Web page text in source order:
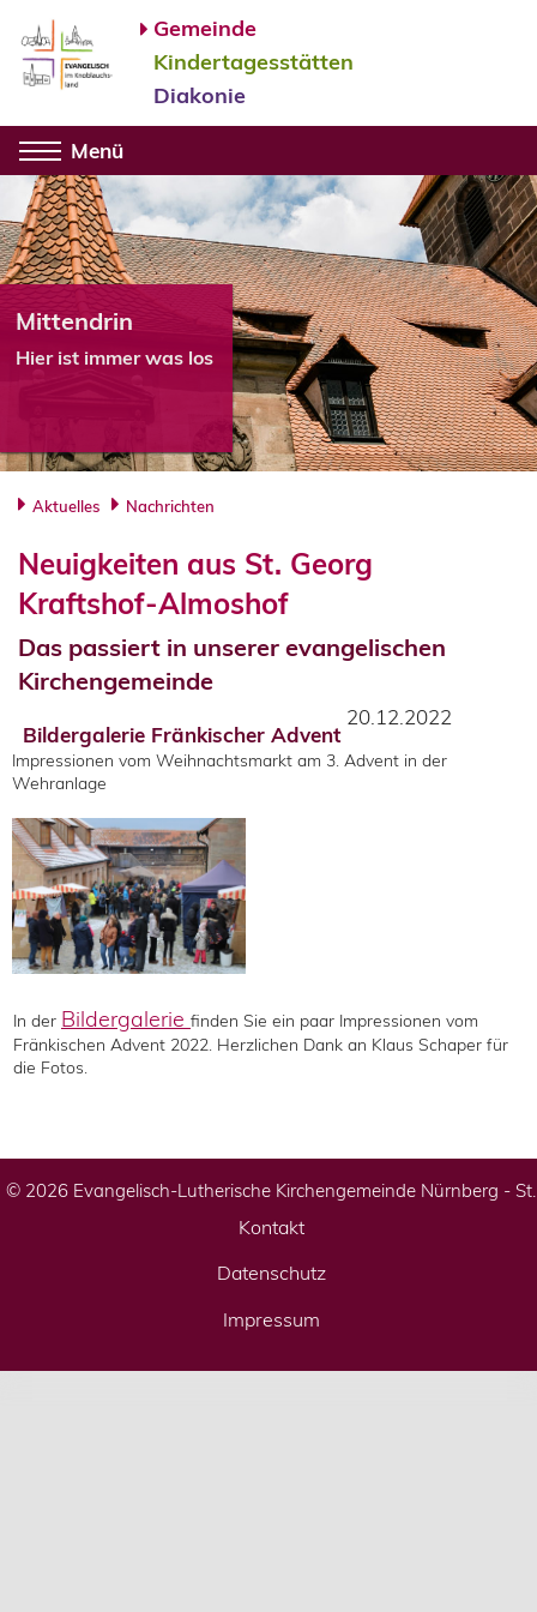
Gemeinde
Kindertagesstätten
Diakonie
Menü
Mittendrin
Hier ist immer was los
Aktuelles Nachrichten
Neuigkeiten aus St. Georg
Kraftshof-Almoshof
Das passiert in unserer evangelischen
Kirchengemeinde
Bildergalerie Fränkischer Advent
20.12.2022
Impressionen vom Weihnachtsmarkt am 3. Advent in der
Wehranlage
In der Bildergalerie finden Sie ein paar Impressionen vom
Fränkischen Advent 2022. Herzlichen Dank an Klaus Schaper für
die Fotos.
© 2026 Evangelisch-Lutherische Kirchengemeinde Nürnberg -
Kontakt
Datenschutz
Impressum